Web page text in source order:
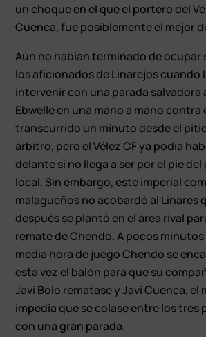
un choque en el que el portero del
Cuenca, fue posiblemente el mejor
Aún no habían terminado de ocupar
los aficionados de Linarejos cuando
intervenir con una parada salvadora
Ebwelle en una mano a mano contra
transcurrido un minuto desde el
árbitro, pero el Vélez CF ya podía
delante si no llega a ser por el pie
local. Sin embargo, este imperial
malagueños no acobardó al Linares
después se plantó en el área rival
remate de Chendo. A pocos
media hora de juego Chendo se
esta vez el balón para que su
Javi Bolo rematase y Javi Cuenca, el
impedía que se colase entre los tres
con una gran parada.